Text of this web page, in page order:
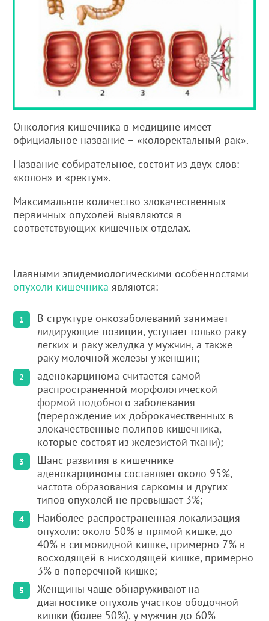
Онкология кишечника в медицине имеет
официальное название – «колоректальный рак».
Название собирательное, состоит из двух слов:
«колон» и «ректум».
Максимальное количество злокачественных
первичных опухолей выявляются в
соответствующих кишечных отделах.
Главными эпидемиологическими особенностями
опухоли кишечника являются:
В структуре онкозаболеваний занимает
лидирующие позиции, уступает только раку
легких и раку желудка у мужчин, а также
раку молочной железы у женщин;
аденокарцинома считается самой
распространенной морфологической
формой подобного заболевания
(перерождение их доброкачественных в
злокачественные полипов кишечника,
которые состоят из железистой ткани);
Шанс развития в кишечнике
аденокарциномы составляет около 95%,
частота образования саркомы и других
типов опухолей не превышает 3%;
Наиболее распространенная локализация
опухоли: около 50% в прямой кишке, до
40% в сигмовидной кишке, примерно 7% в
восходящей в нисходящей кишке, примерно
3% в поперечной кишке;
Женщины чаще обнаруживают на
диагностике опухоль участков ободочной
кишки (более 50%), у мужчин до 60%